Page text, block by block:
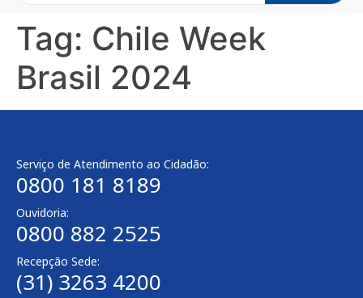
Tag: Chile Week
Brasil 2024
Serviço de Atendimento ao Cidadão:
0800 181 8189
Ouvidoria:
0800 882 2525
Recepção Sede:
(31) 3263 4200